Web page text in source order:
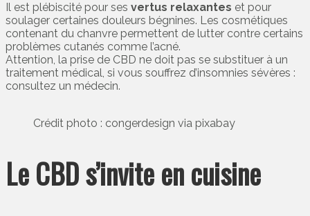
Il est plébiscité pour ses vertus relaxantes et pour
soulager certaines douleurs bégnines. Les cosmétiques
contenant du chanvre permettent de lutter contre certains
problèmes cutanés comme l’acné.
Attention, la prise de CBD ne doit pas se substituer à un
traitement médical, si vous souffrez d’insomnies sévères :
consultez un médecin.
Crédit photo : congerdesign via pixabay
Le CBD s’invite en cuisine